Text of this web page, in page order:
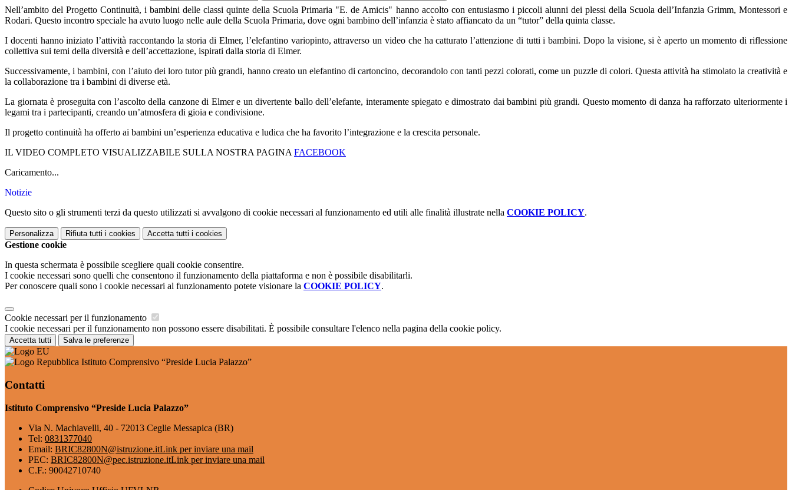
Nell’ambito del Progetto Continuità, i bambini delle classi quinte della Scuola Primaria "E. de Amicis" hanno accolto con entusiasmo i piccoli alunni dei plessi della Scuola dell’Infanzia Grimm, Montessori e
Rodari. Questo incontro speciale ha avuto luogo nelle aule della Scuola Primaria, dove ogni bambino dell’infanzia è stato affiancato da un “tutor” della quinta classe.
I docenti hanno iniziato l’attività raccontando la storia di Elmer, l’elefantino variopinto, attraverso un video che ha catturato l’attenzione di tutti i bambini. Dopo la visione, si è aperto un momento di riflessione
collettiva sui temi della diversità e dell’accettazione, ispirati dalla storia di Elmer.
Successivamente, i bambini, con l’aiuto dei loro tutor più grandi, hanno creato un elefantino di cartoncino, decorandolo con tanti pezzi colorati, come un puzzle di colori. Questa attività ha stimolato la creatività e
la collaborazione tra i bambini di diverse età.
La giornata è proseguita con l’ascolto della canzone di Elmer e un divertente ballo dell’elefante, interamente spiegato e dimostrato dai bambini più grandi. Questo momento di danza ha rafforzato ulteriormente i
legami tra i partecipanti, creando un’atmosfera di gioia e condivisione.
Il progetto continuità ha offerto ai bambini un’esperienza educativa e ludica che ha favorito l’integrazione e la crescita personale.
IL VIDEO COMPLETO VISUALIZZABILE SULLA NOSTRA PAGINA FACEBOOK
Caricamento...
Notizie
Questo sito o gli strumenti terzi da questo utilizzati si avvalgono di cookie necessari al funzionamento ed utili alle finalità illustrate nella COOKIE POLICY.
Personalizza Rifiuta tutti i cookies Accetta tutti i cookies
Gestione cookie
In questa schermata è possibile scegliere quali cookie consentire.
I cookie necessari sono quelli che consentono il funzionamento della piattaforma e non è possibile disabilitarli.
Per conoscere quali sono i cookie necessari al funzionamento potete visionare la COOKIE POLICY.
Cookie necessari per il funzionamento
I cookie necessari per il funzionamento non possono essere disabilitati. È possibile consultare l'elenco nella pagina della cookie policy.
Accetta tutti Salva le preferenze
Istituto Comprensivo “Preside Lucia Palazzo”
Contatti
Istituto Comprensivo “Preside Lucia Palazzo”
Via N. Machiavelli, 40 - 72013 Ceglie Messapica (BR)
Tel: 0831377040
Email: BRIC82800N@istruzione.itLink per inviare una mail
PEC: BRIC82800N@pec.istruzione.itLink per inviare una mail
C.F.: 90042710740